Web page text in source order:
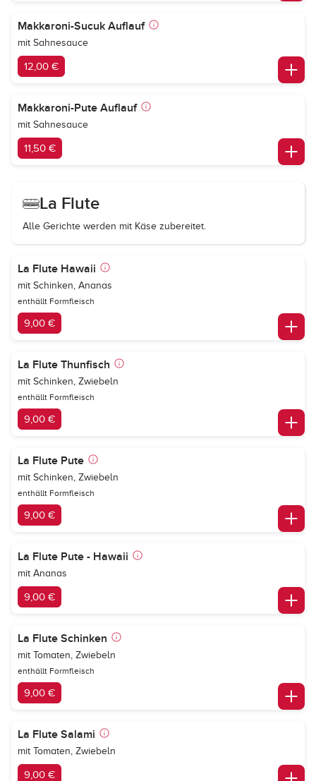
Makkaroni-Sucuk Auflauf
mit Sahnesauce
12,00 €
Makkaroni-Pute Auflauf
mit Sahnesauce
11,50 €
La Flute
Alle Gerichte werden mit Käse zubereitet.
La Flute Hawaii
mit Schinken, Ananas
enthällt Formfleisch
9,00 €
La Flute Thunfisch
mit Schinken, Zwiebeln
enthällt Formfleisch
9,00 €
La Flute Pute
mit Schinken, Zwiebeln
enthällt Formfleisch
9,00 €
La Flute Pute - Hawaii
mit Ananas
9,00 €
La Flute Schinken
mit Tomaten, Zwiebeln
enthällt Formfleisch
9,00 €
La Flute Salami
mit Tomaten, Zwiebeln
9,00 €